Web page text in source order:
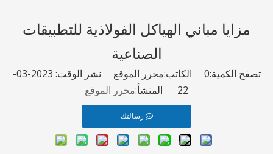
مزايا مباني الهياكل الفولاذية للتطبيقات
الصناعية
تصفح الكمية:0
الكاتب:محرر الموقع نشر الوقت: 2023-03-
22 المنشأ:
محرر الموقع
رسالتك